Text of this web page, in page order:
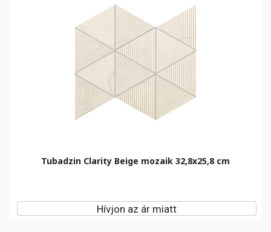
Tubadzin Clarity Beige mozaik 32,8x25,8 cm
Hívjon az ár miatt